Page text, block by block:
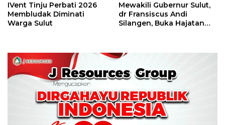
IVent Tinju Perbati 2026
Membludak Diminati
Warga Sulut
Mewakili Gubernur Sulut,
dr Fransiscus Andi
Silangen, Buka Hajatan